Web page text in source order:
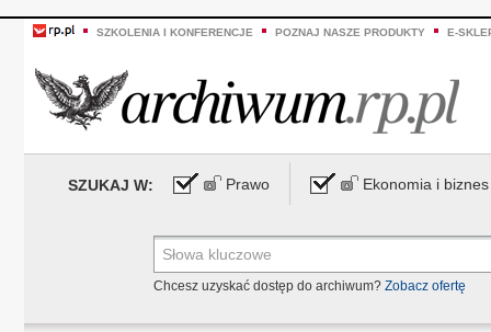
SZKOLENIA I KONFERENCJE POZNAJ NASZE PRODUKTY E-
SZUKAJ W: Prawo Ekonomia i biznes
Chcesz uzyskać dostęp do archiwum? Zobacz ofertę